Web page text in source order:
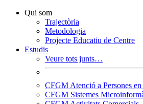
Qui som
Trajectòria
Metodologia
Projecte Educatiu de Centre
Estudis
Veure tots junts…
CFGM Atenció a Persones
CFGM Sistemes